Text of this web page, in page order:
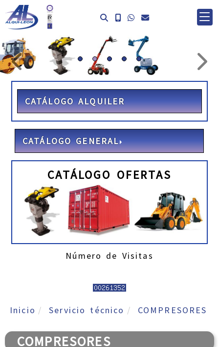
prev
CATÁLOGO ALQUILER
CATÁLOGO GENERAL
CATÁLOGO OFERTAS
Número de Visitas
Inicio Servicio técnico COMPRESORES
COMPRESORES